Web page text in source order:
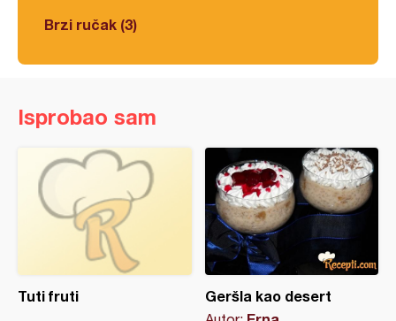
Brzi ručak (3)
Isprobao sam
Tuti fruti Geršla kao desert